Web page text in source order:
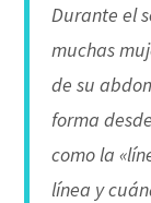
Durante el
muchas
de su
forma
como la
línea y